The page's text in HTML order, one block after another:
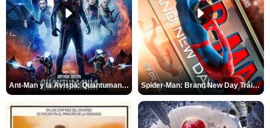
Ant-Man y la Avispa: Quantumanía Tráiler (2) Spider-Man: Brand New Day Tráiler (3)